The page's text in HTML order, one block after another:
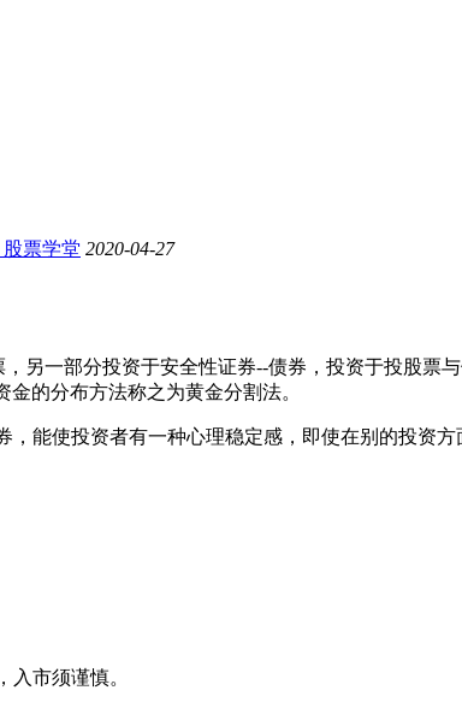
股票学堂 2020-04-27
另一部分投资于安全性证券--债券，投资于投股票
的分布方法称之为黄金分割法。
使投资者有一种心理稳定感，即使在别的投资方
市须谨慎。